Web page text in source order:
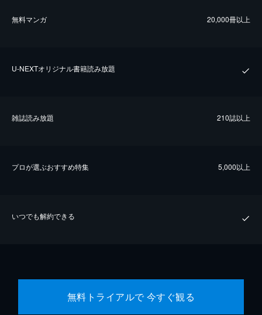
無料マンガ 20,000冊以上
U-NEXTオリジナル書籍読み放題
雑誌読み放題 210誌以上
プロが選ぶおすすめ特集 5,000以上
いつでも解約できる
無料トライアルで 今すぐ観る